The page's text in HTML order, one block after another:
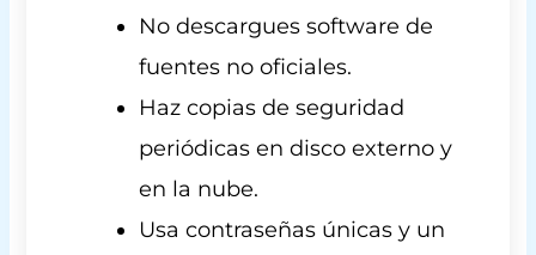
No descargues software de
fuentes no oficiales.
Haz copias de seguridad
periódicas en disco externo y
en la nube.
Usa contraseñas únicas y un